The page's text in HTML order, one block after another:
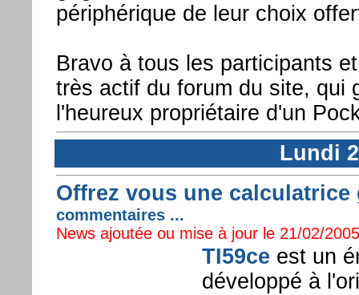
périphérique de leur choix
Bravo à tous les participants
très actif du forum du site, qui
l'heureux propriétaire d'un
Lundi
Offrez vous une
commentaires ...
News ajoutée ou mise à jour le 21/02/
TI59ce est un
développé à